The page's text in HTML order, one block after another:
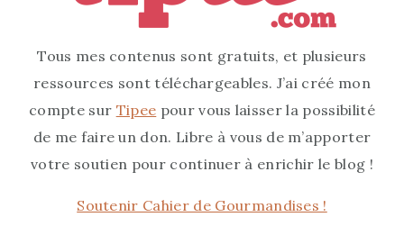
Tous mes contenus sont gratuits, et plusieurs
ressources sont téléchargeables. J’ai créé mon
compte sur Tipee pour vous laisser la possibilité
de me faire un don. Libre à vous de m’apporter
votre soutien pour continuer à enrichir le blog !
Soutenir Cahier de Gourmandises !